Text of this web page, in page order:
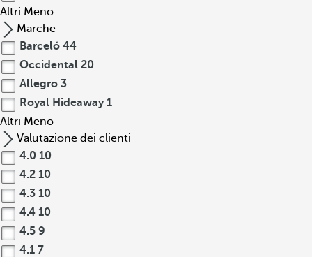
Altri Meno
Marche
Barceló 44
Occidental 20
Allegro 3
Royal Hideaway 1
Altri Meno
Valutazione dei clienti
4.0 10
4.2 10
4.3 10
4.4 10
4.5 9
4.1 7